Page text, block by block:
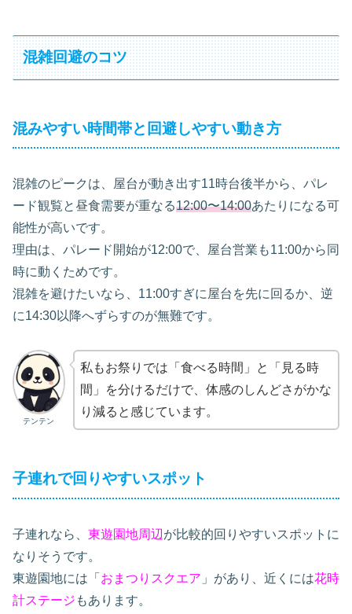
混雑回避のコツ
混みやすい時間帯と回避しやすい動き方
混雑のピークは、屋台が動き出す11時台後半から、パレ
ード観覧と昼食需要が重なる12:00〜14:00あたりになる可
能性が高いです。
理由は、パレード開始が12:00で、屋台営業も11:00から同
時に動くためです。
混雑を避けたいなら、11:00すぎに屋台を先に回るか、逆
に14:30以降へずらすのが無難です。
テンテン
私もお祭りでは「食べる時間」と「見る時
間」を分けるだけで、体感のしんどさがかな
り減ると感じています。
子連れで回りやすいスポット
子連れなら、 東遊園地周辺 が比較的回りやすいスポットに
なりそうです。
東遊園地には「 おまつりスクエア 」があり、近くには花時
計ステージ もあります。